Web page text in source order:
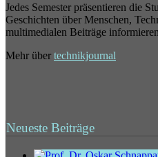
Jedes Semester präsentieren die
Geschichten über Menschen,
multimedialen Beiträge
Mehr über technikjournal
Neueste Beiträge